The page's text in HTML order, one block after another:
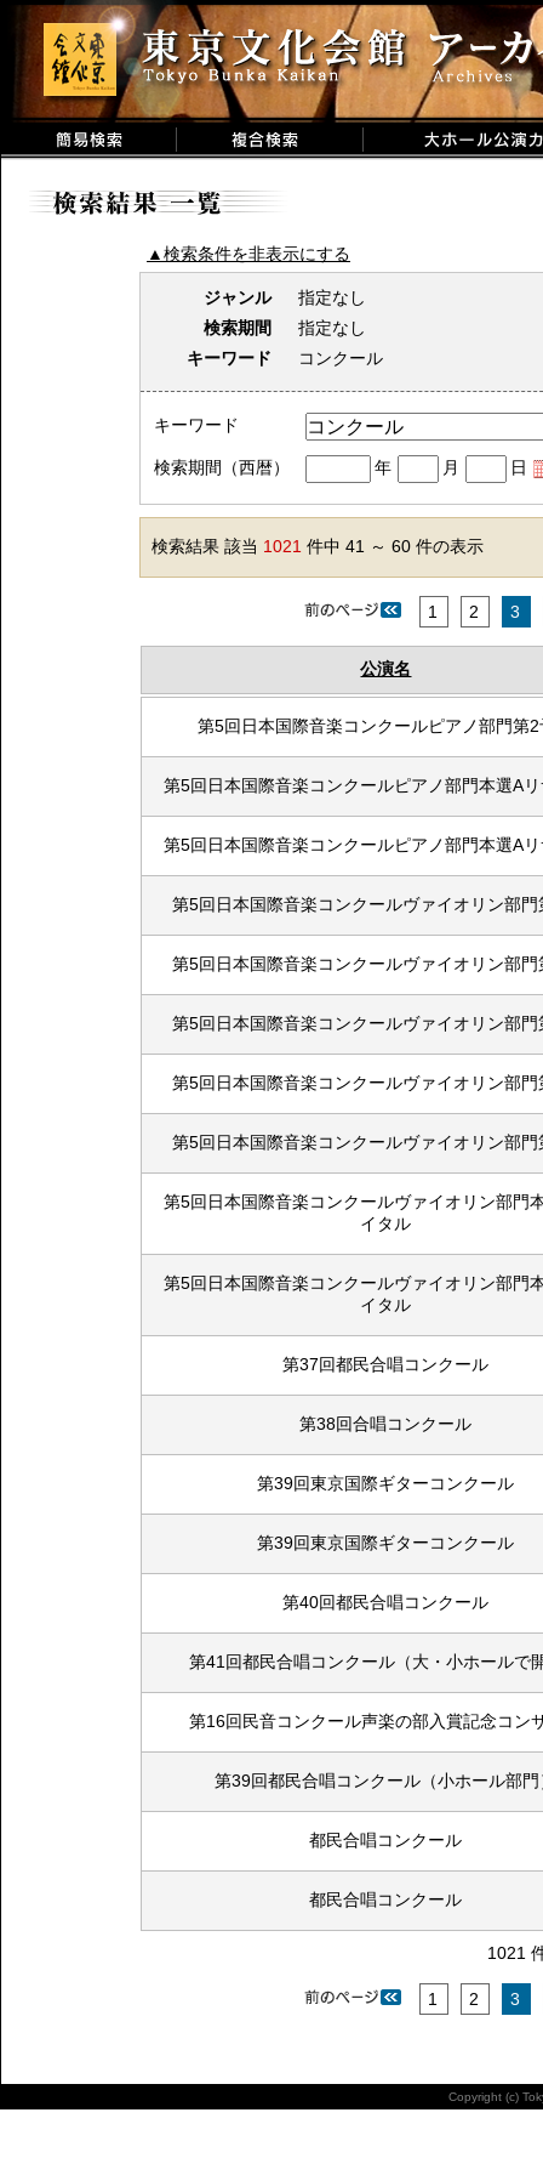
▲検索条件を非表示にする
ジャンル
指定なし
検索期間
指定なし
キーワード
コンクール
キーワード
検索期間（西暦） 年 月 日
検索結果 該当 1021 件中 41 ～ 60 件の表示
1 2 3
公演名
第5回日本国際音楽コンクールピアノ部門第
第5回日本国際音楽コンクールピアノ部門本選A
第5回日本国際音楽コンクールピアノ部門本選A
第5回日本国際音楽コンクールヴァイオリン部
第5回日本国際音楽コンクールヴァイオリン部
第5回日本国際音楽コンクールヴァイオリン部
第5回日本国際音楽コンクールヴァイオリン部
第5回日本国際音楽コンクールヴァイオリン部
第5回日本国際音楽コンクールヴァイオリン部門
イタル
第5回日本国際音楽コンクールヴァイオリン部門
イタル
第37回都民合唱コンクール
第38回合唱コンクール
第39回東京国際ギターコンクール
第39回東京国際ギターコンクール
第40回都民合唱コンクール
第41回都民合唱コンクール（大・小ホールで
第16回民音コンクール声楽の部入賞記念コン
第39回都民合唱コンクール（小ホール部
都民合唱コンクール
都民合唱コンクール
1021
1 2 3
Copyright (c)